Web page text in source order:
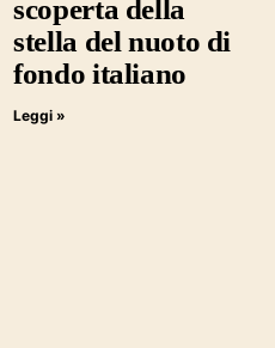
scoperta della
stella del nuoto di
fondo italiano
Leggi »